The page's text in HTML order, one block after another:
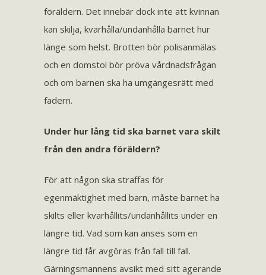
föräldern. Det innebär dock inte att kvinnan
kan skilja, kvarhålla/undanhålla barnet hur
länge som helst. Brotten bör polisanmälas
och en domstol bör pröva vårdnadsfrågan
och om barnen ska ha umgängesrätt med
fadern.
Under hur lång tid ska barnet vara skilt
från den andra föräldern?
För att någon ska straffas för
egenmäktighet med barn, måste barnet ha
skilts eller kvarhållits/undanhållits under en
längre tid. Vad som kan anses som en
längre tid får avgöras från fall till fall.
Gärningsmannens avsikt med sitt agerande